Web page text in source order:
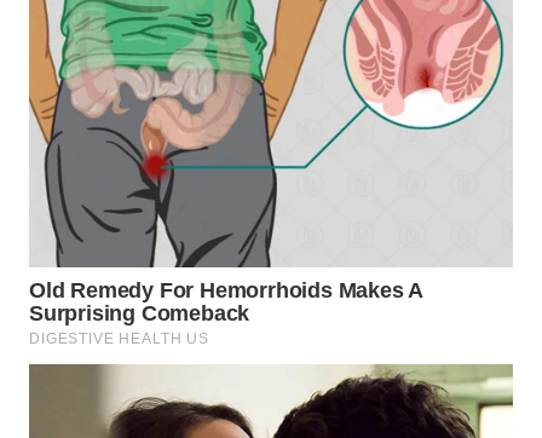
WN
KUNINGAN
WN
MAJALENGKA
WN
SUBANG
WN
SUKABUMI
PURWAKARTA